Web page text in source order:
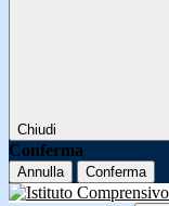
Chiudi
Conferma
Annulla Conferma